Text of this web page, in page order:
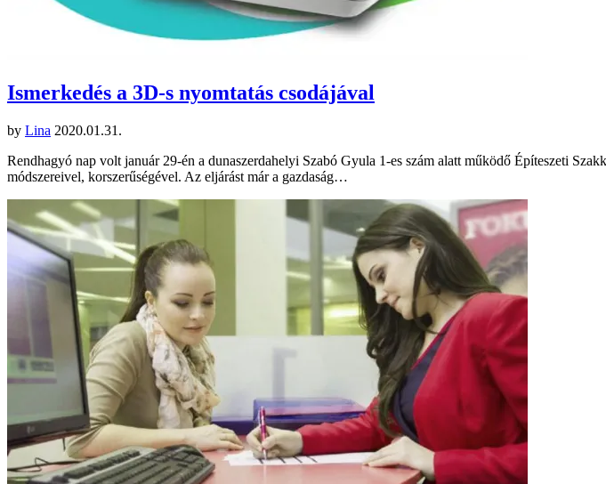
Ismerkedés a 3D-s nyomtatás csodájával
by Lina 2020.01.31.
Rendhagyó nap volt január 29-én a dunaszerdahelyi Szabó Gyula 1-es szám alatt működő Építeszeti
módszereivel, korszerűségével. Az eljárást már a gazdaság…